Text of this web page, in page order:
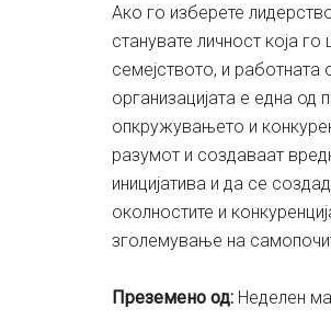
Ако го изберете
станувате личност која
семејството, и работната
организацијата е една од
опкружувањето и
разумот и создаваат
иницијатива и да се
околностите и
зголемување на
Преземено од: Неделен